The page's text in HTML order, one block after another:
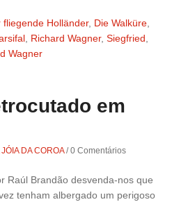
fliegende Holländer, Die Walküre,
, Richard Wagner, Siegfried,
Wagner
em
JÓIA DA COROA /0 Comentários
Raúl Brandão desvenda-nos que
tenham albergado um perigoso